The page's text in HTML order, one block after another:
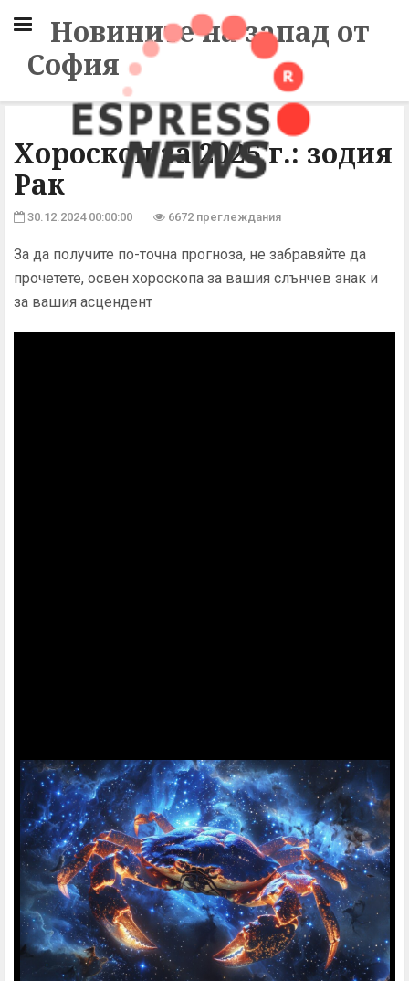
Новините на запад от
София
Хороскоп за 2025 г.: зодия
Рак
30.12.2024 00:00:00 6672 преглеждания
За да получите по-точна прогноза, не забравяйте да
прочетете, освен хороскопа за вашия слънчев знак и
за вашия асцендент